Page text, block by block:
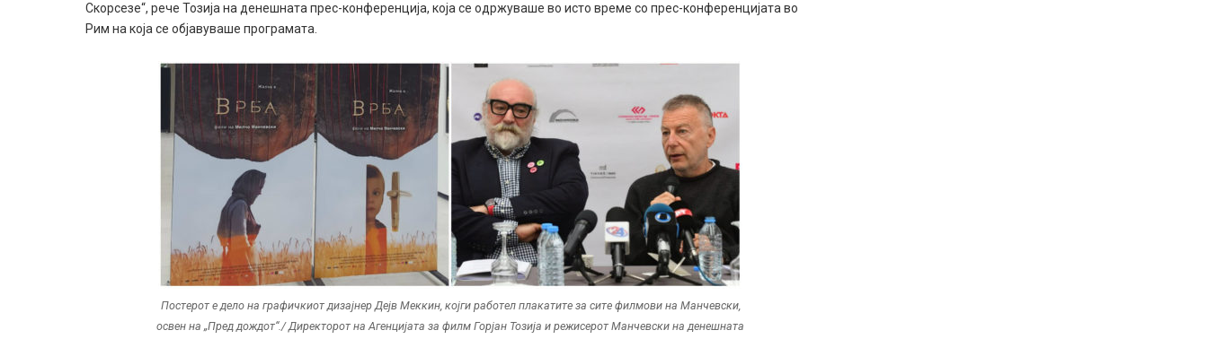
Скорсезе“, рече Тозија на денешната прес-конференција, која се одржуваше во исто време со прес-конференцијата во
Рим на која се објавуваше програмата.
Постерот е дело на графичкиот дизајнер Дејв Меккин, којги работел плакатите за сите филмови на Манчевски,
освен на „Пред дождот“./ Директорот на Агенцијата за филм Горјан Тозија и режисерот Манчевски на денешната